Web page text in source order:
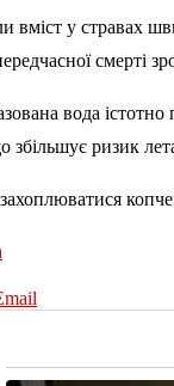
вміст у стравах
смерті
вода
ризик